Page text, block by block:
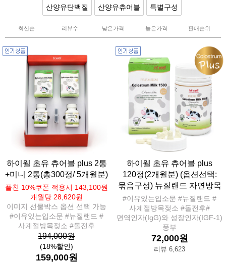
산양유단백질 산양유츄어블 특별구성
최신순 리뷰수 낮은가격 높은가격 판매순위
하이웰 초유 츄어블 plus 2통
+미니 2통(총300정/ 5개월분)
플친 10%쿠폰 적용시 143,100원
개월당 28,620원
이미지 선물박스 옵션 선택 가능
#이유있는입소문 #뉴질랜드 #
사계절방목젖소 #돌전후
194,000원
(18%할인)
159,000원
하이웰 초유 츄어블 plus
120정(2개월분) (옵션선택:
묶음구성) 뉴질랜드 자연방목
#이유있는입소문 #뉴질랜드 #
사계절방목젖소 #돌전후#
면역인자(IgG)와 성장인자(IGF-1)
풍부
72,000원
리뷰 6,623